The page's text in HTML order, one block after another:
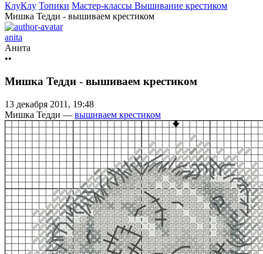
КлуКлу Топики Мастер-классы Вышивание крестиком
Мишка Тедди - вышиваем крестиком
anita
Анита
••
Мишка Тедди - вышиваем крестиком
13 декабря 2011, 19:48
Мишка Тедди — вышиваем крестиком